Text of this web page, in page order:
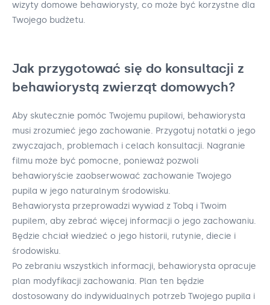
wizyty domowe behawiorysty, co może być korzystne dla
Twojego budżetu.
Jak przygotować się do konsultacji z
behawiorystą zwierząt domowych?
Aby skutecznie pomóc Twojemu pupilowi, behawiorysta
musi zrozumieć jego zachowanie. Przygotuj notatki o jego
zwyczajach, problemach i celach konsultacji. Nagranie
filmu może być pomocne, ponieważ pozwoli
behawioryście zaobserwować zachowanie Twojego
pupila w jego naturalnym środowisku.
Behawiorysta przeprowadzi wywiad z Tobą i Twoim
pupilem, aby zebrać więcej informacji o jego zachowaniu.
Będzie chciał wiedzieć o jego historii, rutynie, diecie i
środowisku.
Po zebraniu wszystkich informacji, behawiorysta opracuje
plan modyfikacji zachowania. Plan ten będzie
dostosowany do indywidualnych potrzeb Twojego pupila i